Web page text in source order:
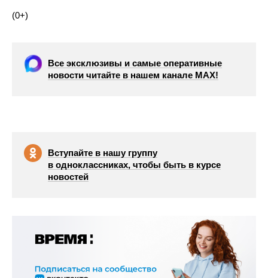
(0+)
Все эксклюзивы и самые оперативные
новости читайте в нашем канале МАХ!
Вступайте в нашу группу
в одноклассниках, чтобы быть в курсе
новостей